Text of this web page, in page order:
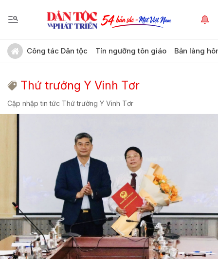
Công tác Dân tộc Tín ngưỡng tôn giáo Bản làng
Thứ trưởng Y Vinh Tơr
Cập nhập tin tức Thứ trưởng Y Vinh Tơr